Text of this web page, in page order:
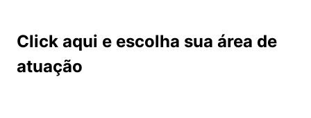
Click aqui e escolha sua área de
atuação